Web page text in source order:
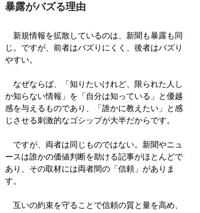
暴露がバズる理由
新規情報を拡散しているのは、新聞も暴露も同
じ。ですが、前者はバズりにくく、後者はバズり
やすい。
なぜならば、「知りたいけれど、限られた人し
か知らない情報」を「自分は知っている」と優越
感を与えるものであり、「誰かに教えたい」と感
じさせる刺激的なゴシップが大半だからです。
ですが、両者は同じものではない。新聞やニュ
ースは誰かの価値判断を助ける記事がほとんどで
あり、その取材には両者間の「信頼」がありま
す。
互いの約束を守ることで信頼の質と量を高め、